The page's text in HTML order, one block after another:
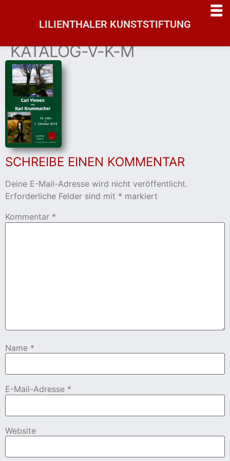
KATALOG-V-K-M
SCHREIBE EINEN KOMMENTAR
Deine E-Mail-Adresse wird nicht veröffentlicht.
Erforderliche Felder sind mit * markiert
Kommentar *
Name *
E-Mail-Adresse *
Website
LILIENTHALER KUNSTSTIFTUNG